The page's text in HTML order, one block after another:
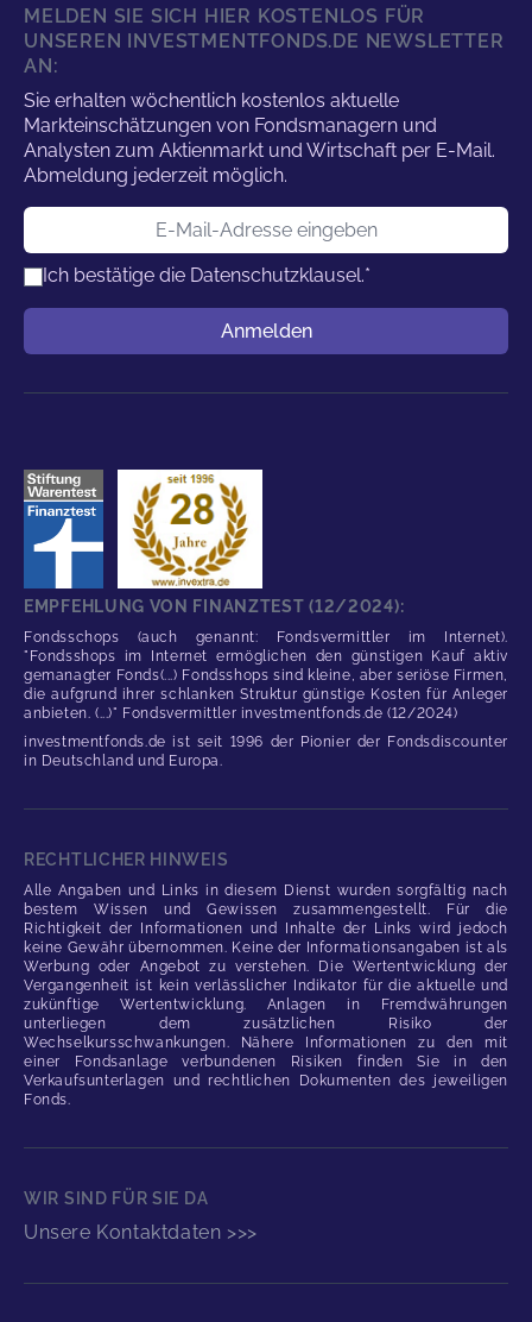
MELDEN SIE SICH HIER KOSTENLOS FÜR
UNSEREN INVESTMENTFONDS.DE NEWSLETTER
AN:
Sie erhalten wöchentlich kostenlos aktuelle
Markteinschätzungen von Fondsmanagern und
Analysten zum Aktienmarkt und Wirtschaft per E-Mail.
Abmeldung jederzeit möglich.
E-Mail-Adresse
Ich bestätige die Datenschutzklausel.*
Anmelden
EMPFEHLUNG VON FINANZTEST (12/2024):
Fondsschops (auch genannt: Fondsvermittler im Internet).
"Fondsshops im Internet ermöglichen den günstigen Kauf aktiv
gemanagter Fonds(...) Fondsshops sind kleine, aber seriöse Firmen,
die aufgrund ihrer schlanken Struktur günstige Kosten für Anleger
anbieten. (...)" Fondsvermittler investmentfonds.de (12/2024)
investmentfonds.de ist seit 1996 der Pionier der Fondsdiscounter
in Deutschland und Europa.
RECHTLICHER HINWEIS
Alle Angaben und Links in diesem Dienst wurden sorgfältig nach
bestem Wissen und Gewissen zusammengestellt. Für die
Richtigkeit der Informationen und Inhalte der Links wird jedoch
keine Gewähr übernommen. Keine der Informationsangaben ist als
Werbung oder Angebot zu verstehen. Die Wertentwicklung der
Vergangenheit ist kein verlässlicher Indikator für die aktuelle und
zukünftige Wertentwicklung. Anlagen in Fremdwährungen
unterliegen dem zusätzlichen Risiko der
Wechselkursschwankungen. Nähere Informationen zu den mit
einer Fondsanlage verbundenen Risiken finden Sie in den
Verkaufsunterlagen und rechtlichen Dokumenten des jeweiligen
Fonds.
WIR SIND FÜR SIE DA
Unsere Kontaktdaten >>>